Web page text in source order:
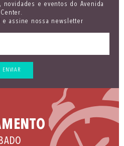
novidades e eventos do Avenida
Center.
e assine nossa newsletter
ENVIAR